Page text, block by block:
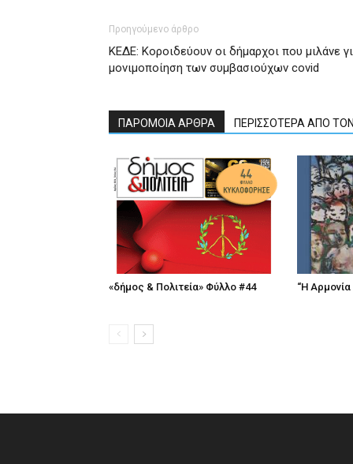
Προηγούμενο άρθρο
ΚΕΔΕ: Κοροιδεύουν οι δήμαρχοι που μιλάνε
μονιμοποίηση των συμβασιούχων covid
ΠΑΡΟΜΟΙΑ ΑΡΘΡΑ ΠΕΡΙΣΣΟΤΕΡΑ ΑΠΟ
«δήμος & Πολιτεία» Φύλλο #44 “Η